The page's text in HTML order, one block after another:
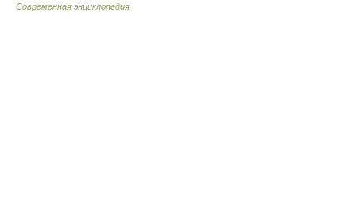
Современная энциклопедия